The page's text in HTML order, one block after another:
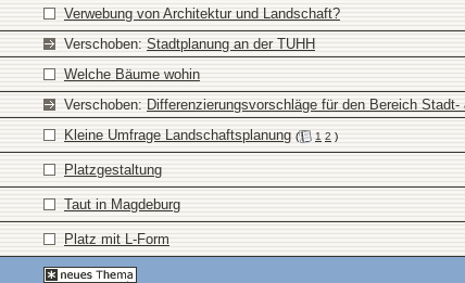
Verwebung von Architektur und Landschaft?
Verschoben: Stadtplanung an der TUHH
Welche Bäume wohin
Verschoben: Differenzierungsvorschläge für den Bereich
Kleine Umfrage Landschaftsplanung ( 1 2 )
Platzgestaltung
Taut in Magdeburg
Platz mit L-Form